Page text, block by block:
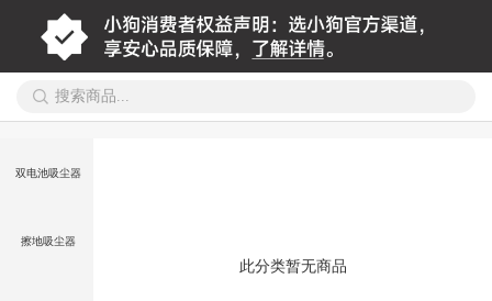
双电池吸尘器
擦地吸尘器
此分类暂无商品